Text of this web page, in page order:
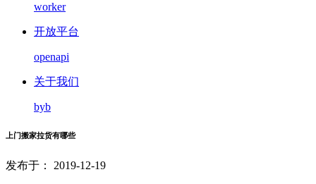
worker
开放平台
openapi
关于我们
byb
上门搬家拉货有哪些
发布于： 2019-12-19